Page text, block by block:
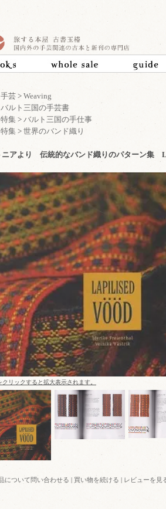
手芸 > Weaving
バルト三国の手芸書
特集 > バルト三国の手仕事
特集 > 世界のバンド織り
ニアより 伝統的なバンド織りのパターン集
リックすると拡大表示されます。
について問い合わせる | 買い物を続ける | レビューを見